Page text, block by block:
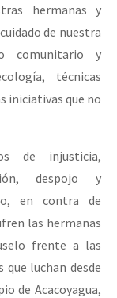
hermanas y
de nuestra
comunitario y
técnicas
iniciativas que no
de injusticia,
despojo y
en contra de
las hermanas
frente a las
luchan desde
de Acacoyagua,